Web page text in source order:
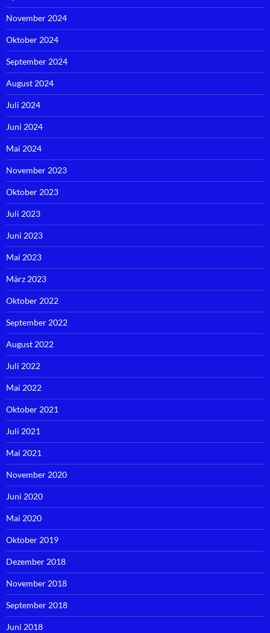
November 2024
Oktober 2024
September 2024
August 2024
Juli 2024
Juni 2024
Mai 2024
November 2023
Oktober 2023
Juli 2023
Juni 2023
Mai 2023
März 2023
Oktober 2022
September 2022
August 2022
Juli 2022
Mai 2022
Oktober 2021
Juli 2021
Mai 2021
November 2020
Juni 2020
Mai 2020
Oktober 2019
Dezember 2018
November 2018
September 2018
Juni 2018